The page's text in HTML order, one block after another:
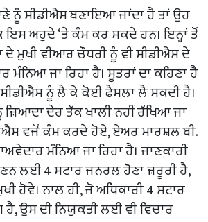
ਨੂੰ ਸੀਡੀਐਸ ਬਣਾਇਆ ਜਾਂਦਾ ਹੈ ਤਾਂ ਉਹ
ਅਹੁਦੇ ‘ਤੇ ਕੰਮ ਕਰ ਸਕਦੇ ਹਨ। ਇਨ੍ਹਾਂ ਤੋਂ
ਮੁਖੀ ਵੀਆਰ ਚੌਧਰੀ ਨੂੰ ਵੀ ਸੀਡੀਐਸ ਦੇ
ਜਾ ਰਿਹਾ ਹੈ। ਸੂਤਰਾਂ ਦਾ ਕਹਿਣਾ ਹੈ
ਸੀਡੀਐਸ ਨੂੰ ਲੈ ਕੇ ਕੋਈ ਫੈਸਲਾ ਲੈ ਸਕਦੀ ਹੈ।
ਦੇਰ ਤੱਕ ਖਾਲੀ ਨਹੀਂ ਰੱਖਿਆ ਜਾ
ਵਜੋਂ ਕੰਮ ਕਰਦੇ ਹੋਏ, ਏਅਰ ਮਾਰਸ਼ਲ ਬੀ.
ਮੰਨਿਆ ਜਾ ਰਿਹਾ ਹੈ। ਜਾਣਕਾਰੀ
ਲਈ 4 ਸਟਾਰ ਜਨਰਲ ਹੋਣਾ ਜ਼ਰੂਰੀ ਹੈ,
ਹੋਵੇ। ਨਾਲ ਹੀ, ਜੋ ਅਧਿਕਾਰੀ 4 ਸਟਾਰ
ਉਸ ਦੀ ਨਿਯੁਕਤੀ ਲਈ ਵੀ ਵਿਚਾਰ